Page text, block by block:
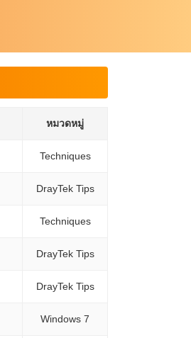
หมวดหมู่
Techniques
DrayTek Tips
Techniques
DrayTek Tips
DrayTek Tips
Windows 7